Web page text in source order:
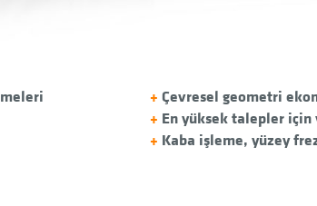
+ Çevresel geometri
+ En yüksek talepler
+ Kaba işleme, yüzey